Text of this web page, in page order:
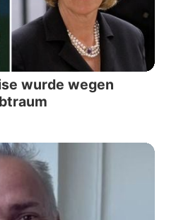
wurde wegen